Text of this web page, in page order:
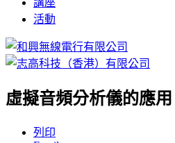
活動
虛擬音頻分析儀的應用
列印